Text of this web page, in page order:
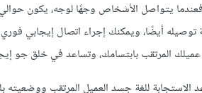
توصيله أيضًا، ويمكنك إجراء اتصال إيجابي
عميلك المرتقب بابتسامك، وتساعد في خلق جو
للغة جسد العميل المرتقب ووضعيته